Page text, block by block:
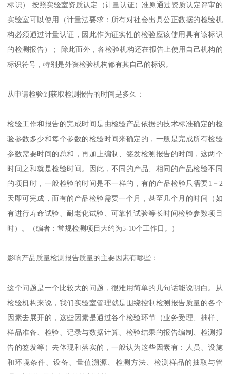
标识） 按照实验室资质认定（计量认证）准则通过资质认定评审的
实验室可以使用（计量法要求：所有对社会出具公正数据的检验机
构必须通过计量认证，因此作为证实性的检验应该使用具有该标识
的检测报告）； 除此而外，各检验机构还在报告上使用自己机构的
标识符号，特别是外资检验机构都有其自己的标识。
从申请检验到获取检测报告的时间是多久：
检验工作和报告的完成时间是由检验产品依据的技术标准确定的检
验参数多少和每个参数的检验时间来确定的，一般是完成所有检验
参数需要时间的总和，再加上编制、签发检测报告的时间，这两个
时间之和就是检验时间。因此，不同的产品、相同的产品检验不同
的项目时，一般检验的时间是不一样的，有的产品检验只需要1－2
天即可完成，而有的产品检验需要一个月，甚至几个月的时间（如
有进行寿命试验、耐老化试验、可靠性试验等长时间检验参数项目
时）。（编者：常规检测项目大约为5-10个工作日。）
影响产品质量检测报告质量的主要因素有哪些：
这个问题是一个比较大的问题，很难用简单的几句话能说明白。从
检验机构来说，我们实验室管理就是围绕控制检测报告质量的各个
因素去展开的，这些因素是通过各个检验环节（业务受理、抽样、
样品准备、检验、记录与数据计算、检验结果的报告编制、检测报
告的签发等）去体现和落实的，一般认为这些因素有：人员、设施
和环境条件、设备、量值溯源、检测方法、检测样品的抽取与管